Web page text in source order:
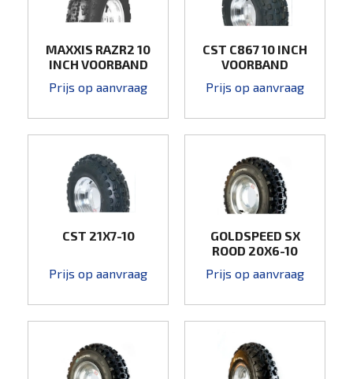
MAXXIS RAZR2 10
INCH VOORBAND
Prijs op aanvraag
CST C867 10 INCH
VOORBAND
Prijs op aanvraag
CST 21X7-10
Prijs op aanvraag
GOLDSPEED SX
ROOD 20X6-10
Prijs op aanvraag